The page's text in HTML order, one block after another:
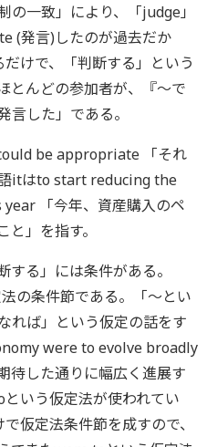
の一致」により、「judge」
(発言)したのが過去だか
けで、「判断する」という
とんどの参加者が、『～で
言した」である。
be appropriate 「それ
itはto start reducing the
「今年、資産購入のペ
」を指す。
る」には条件がある。
の条件節である。「～とい
れば」という仮定の話をす
were to evolve broadly
した通りに幅広く進展す
いう仮定法が使われてい
仮定法条件節を成すので、